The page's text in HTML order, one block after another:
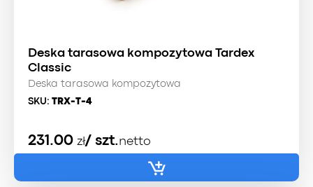
Deska tarasowa kompozytowa Tardex
Classic
Deska tarasowa kompozytowa
SKU: TRX-T-4
231.00 zł/ szt.netto